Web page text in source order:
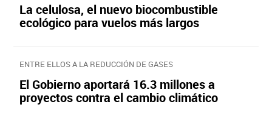
La celulosa, el nuevo biocombustible
ecológico para vuelos más largos
ENTRE ELLOS A LA REDUCCIÓN DE GASES
El Gobierno aportará 16.3 millones a
proyectos contra el cambio climático